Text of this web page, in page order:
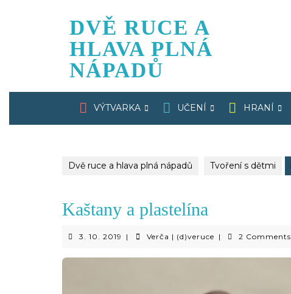
DVĚ RUCE A
HLAVA PLNÁ
NÁPADŮ
VÝTVARKA UČENÍ HRANÍ
Dvě ruce a hlava plná nápadů Tvoření s dětmi
Kaštany a plastelína
3. 10. 2019 3.
2019
| Verča | (d)veruceVerča
(d)veruce
| 2 Comments